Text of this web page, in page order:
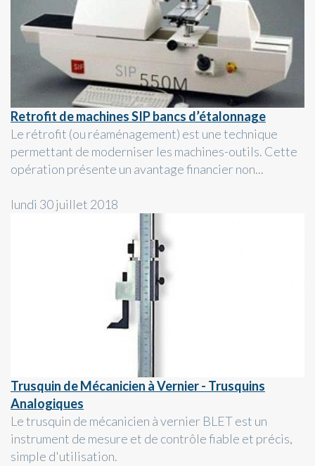
Retrofit de machines SIP bancs d’étalonnage
Le rétrofit (ou réaménagement) est une technique
permettant de moderniser les machines-outils. Cette
opération présente un avantage financier non...
lundi 30 juillet 2018
Trusquin de Mécanicien à Vernier - Trusquins
Analogiques
Le trusquin de mécanicien à vernier BLET est un
instrument de mesure et de contrôle fiable et précis,
simple d'utilisation.